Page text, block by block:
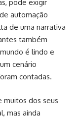
pode exigir
automação
de uma narrativa
também
é lindo e
cenário
contadas.
muitos dos seus
mas ainda